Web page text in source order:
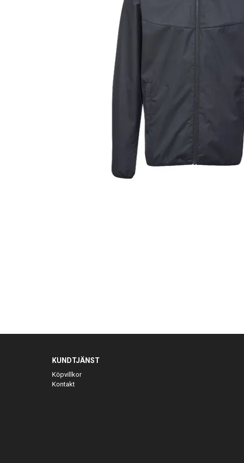
KUNDTJÄNST
Köpvillkor
Kontakt